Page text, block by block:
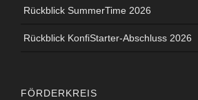
Rückblick SummerTime 2026
Rückblick KonfiStarter-Abschluss 2026
FÖRDERKREIS